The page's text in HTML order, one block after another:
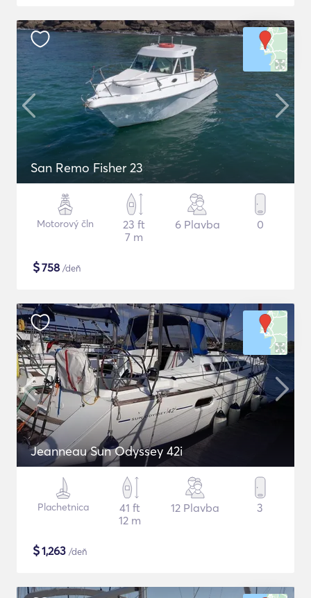
San Remo Fisher 23
Motorový čln
23 ft
7 m
6 Plavba 0
$758 /deň
Jeanneau Sun Odyssey 42i
Plachetnica
41 ft
12 m
12 Plavba 3
$1,263 /deň